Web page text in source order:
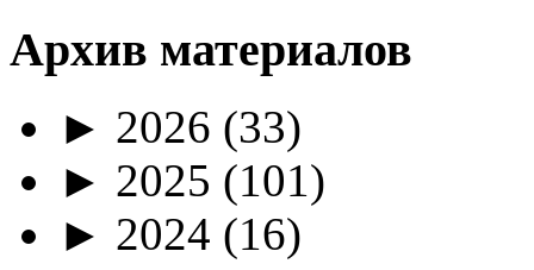
Архив материалов
► 2026 (33)
► 2025 (101)
► 2024 (16)